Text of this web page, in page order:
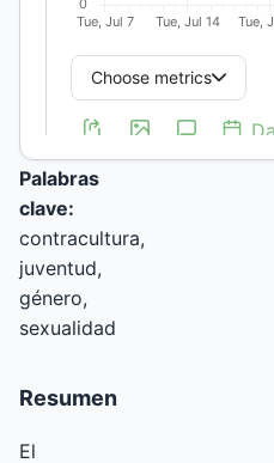
https://doi.org/10.19137/
Palabras
clave:
contracultura,
juventud,
género,
sexualidad
Resumen
El